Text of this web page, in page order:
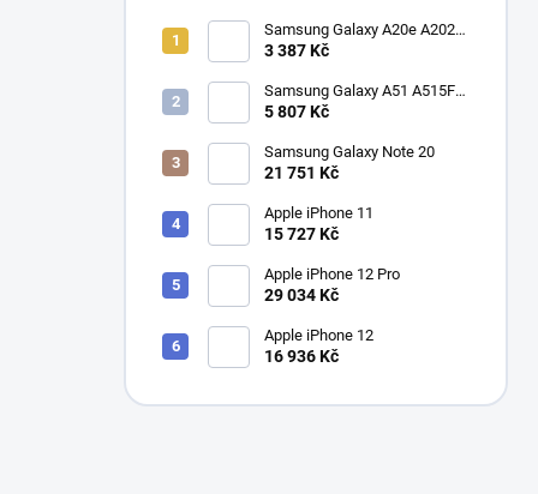
Samsung Galaxy A20e A202F
Dual SIM
3 387 Kč
Samsung Galaxy A51 A515F
Dual SIM
5 807 Kč
Samsung Galaxy Note 20
21 751 Kč
Apple iPhone 11
15 727 Kč
Apple iPhone 12 Pro
29 034 Kč
Apple iPhone 12
16 936 Kč